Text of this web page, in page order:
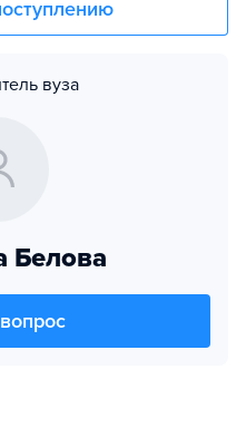
вуза
Белова